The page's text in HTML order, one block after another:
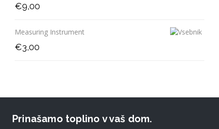
€9,00
Measuring Instrument
€3,00
Prinašamo toplino v vaš dom.